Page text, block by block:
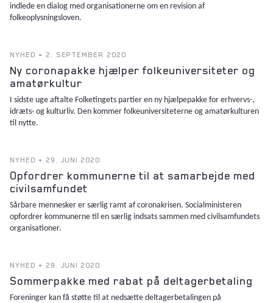
indlede en dialog med organisationerne om en revision af
folkeoplysningsloven.
NYHED • 2. SEPTEMBER 2020
Ny coronapakke hjælper folkeuniversiteter og
amatørkultur
I sidste uge aftalte Folketingets partier en ny hjælpepakke for erhvervs-,
idræts- og kulturliv. Den kommer folkeuniversiteterne og amatørkulturen
til nytte.
NYHED • 29. JUNI 2020
Opfordrer kommunerne til at samarbejde med
civilsamfundet
Sårbare mennesker er særlig ramt af coronakrisen. Socialministeren
opfordrer kommunerne til en særlig indsats sammen med civilsamfundets
organisationer.
NYHED • 29. JUNI 2020
Sommerpakke med rabat på deltagerbetaling
Foreninger kan få støtte til at nedsætte deltagerbetalingen på